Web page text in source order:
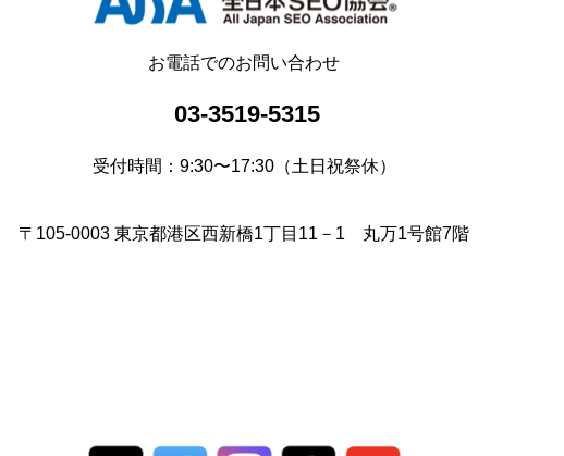
お電話でのお問い合わせ
03-3519-5315
受付時間：9:30〜17:30（土日祝祭休）
〒105-0003 東京都港区西新橋1丁目11－1 丸万1号館7階